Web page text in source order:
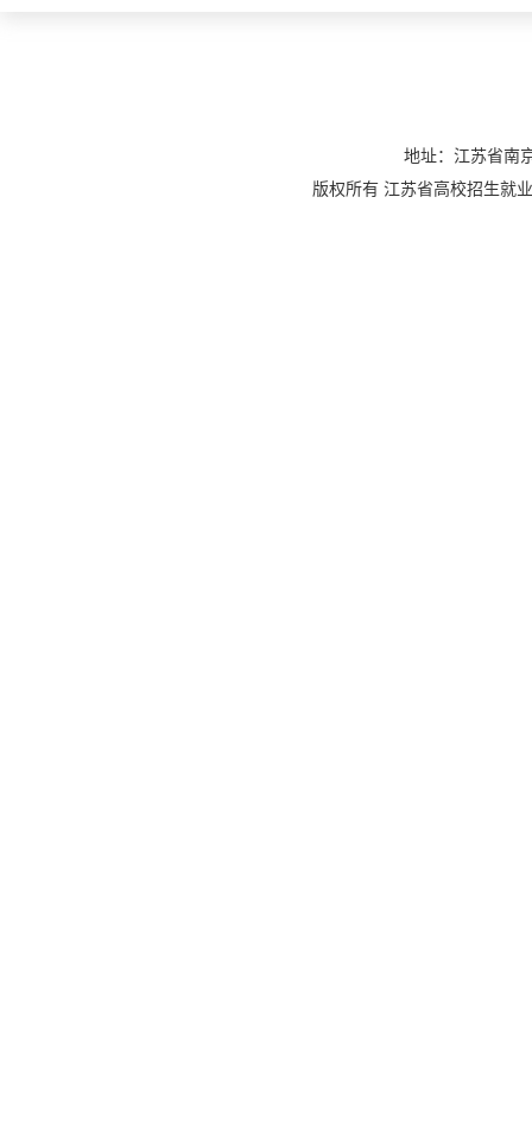
地址：江苏省
版权所有 江苏省高校招生就